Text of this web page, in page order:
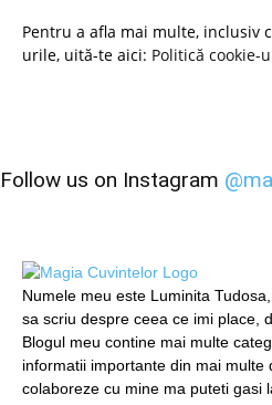
Pentru a afla mai multe, inclusiv
urile, uită-te aici: Politică cookie-
Follow us on Instagram
Numele meu este Luminita
sa scriu despre ceea ce imi place,
Blogul meu contine mai multe
informatii importante din mai multe
colaboreze cu mine ma puteti gasi